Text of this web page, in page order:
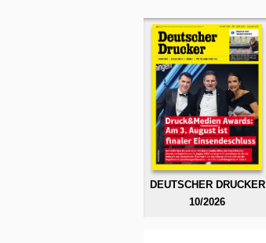
DEUTSCHER DRUCKER
10/2026